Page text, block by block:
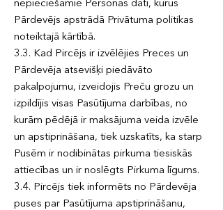
Pārdevējs apstrādā Privātuma politikas
noteiktajā kārtībā.
3.3. Kad Pircējs ir izvēlējies Preces un
Pārdevēja atsevišķi piedāvāto
pakalpojumu, izveidojis Preču grozu un
izpildījis visas Pasūtījuma darbības, no
kurām pēdējā ir maksājuma veida izvēle
un apstiprināšana, tiek uzskatīts, ka starp
Pusēm ir nodibinātas pirkuma tiesiskās
attiecības un ir noslēgts Pirkuma līgums.
3.4. Pircējs tiek informēts no Pārdevēja
puses par Pasūtījuma apstiprināšanu,